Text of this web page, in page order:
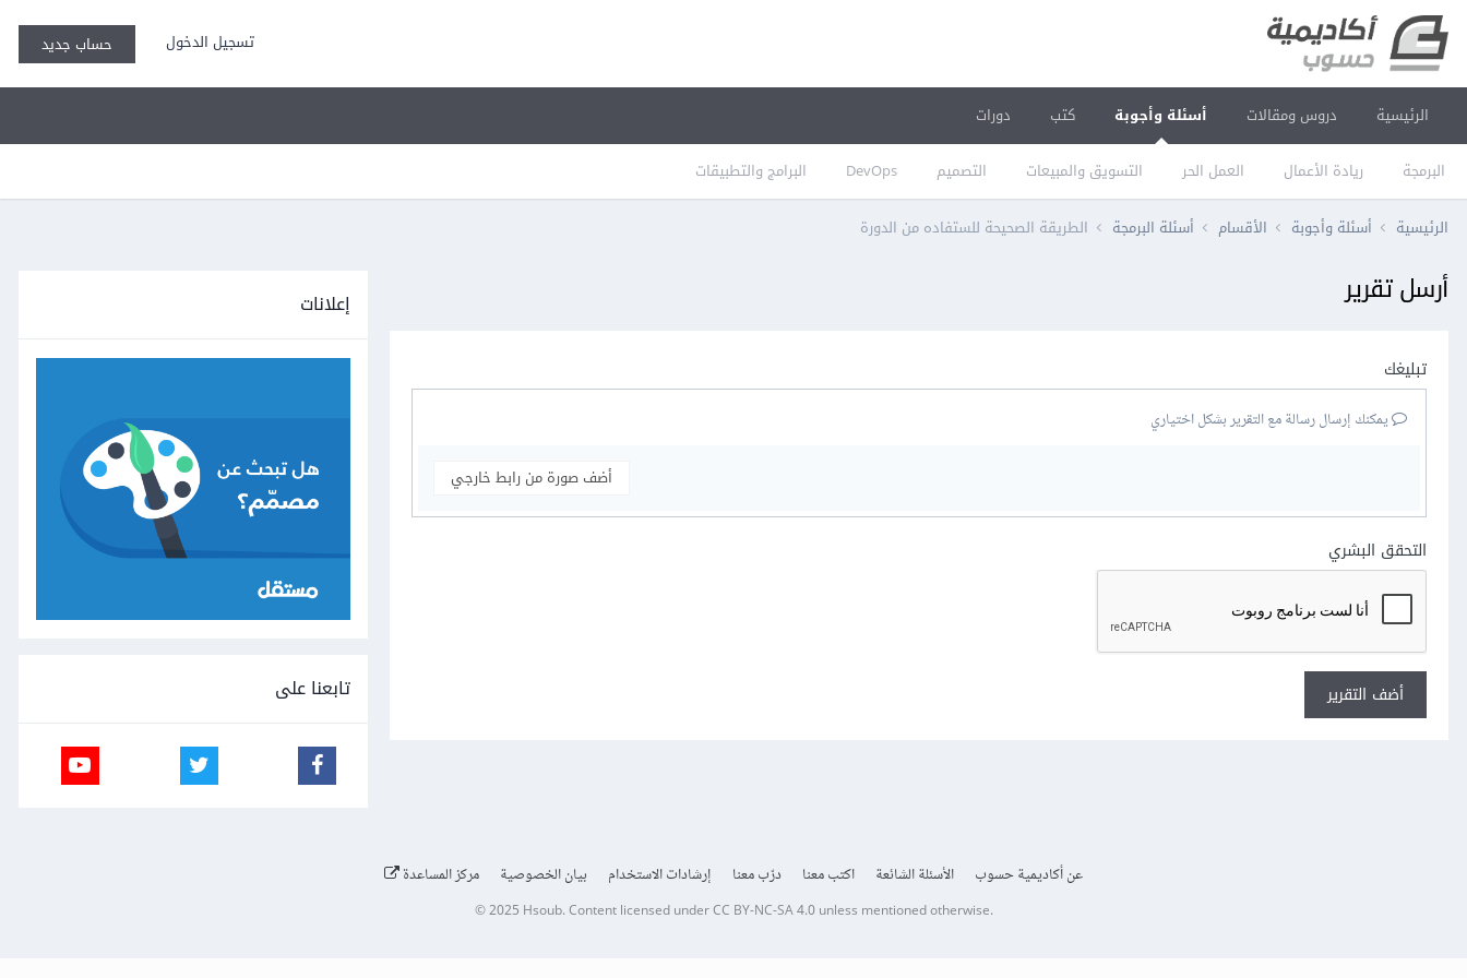
تسجيل الدخول حساب جديد
الرئيسية دروس ومقالات أسئلة وأجوبة
البرمجة ريادة الأعمال العمل الحر التسويق والمبيعات التصميم DevOps البرامج والتطبيقات
كتب دورات
الرئيسية أسئلة وأجوبة الأقسام أسئلة البرمجة الطريقة الصحيحة للستفاده من الدورة
أرسل تقرير
تبليغك
يمكنك إرسال رسالة مع التقرير بشكل اختياري
أضف صورة من رابط خارجي
التحقق البشري
أضف التقرير
إعلانات
تابعنا على
عن أكاديمية حسوب الأسئلة الشائعة اكتب معنا درّب معنا إرشادات الاستخدام بيان الخصوصية مركز المساعدة
© 2025 Hsoub.Content licensed underCC BY-NC-SA 4.0unless mentioned otherwise.